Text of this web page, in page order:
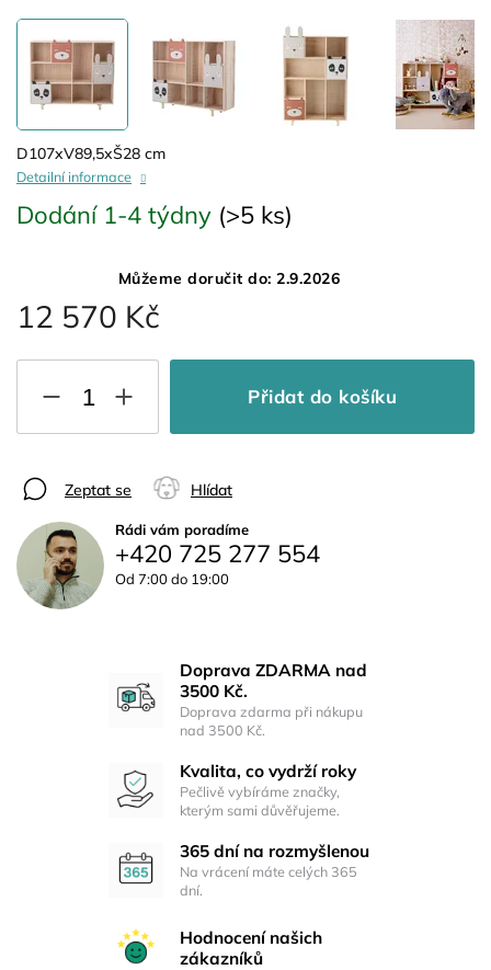
12 570 Kč
Dodání 1-4 týdny (>5 ks)
Můžeme doručit do: 2.9.2026
Přidat do košíku
D107xV89,5xŠ28 cm
Detailní informace
Zeptat se Hlídat
Rádi vám poradíme
+420 725 277 554
Od 7:00 do 19:00
Doprava ZDARMA nad
3500 Kč.
Doprava zdarma při nákupu
nad 3500 Kč.
Kvalita, co vydrží roky
Pečlivě vybíráme značky,
kterým sami důvěřujeme.
365 dní na rozmyšlenou
Na vrácení máte celých 365
dní.
Hodnocení našich
zákazníků